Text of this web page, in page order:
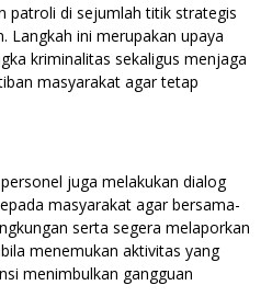
patroli di sejumlah titik strategis
Langkah ini merupakan upaya
kriminalitas sekaligus menjaga
masyarakat agar tetap
juga melakukan dialog
masyarakat agar bersama-
serta segera melaporkan
menemukan aktivitas yang
menimbulkan gangguan